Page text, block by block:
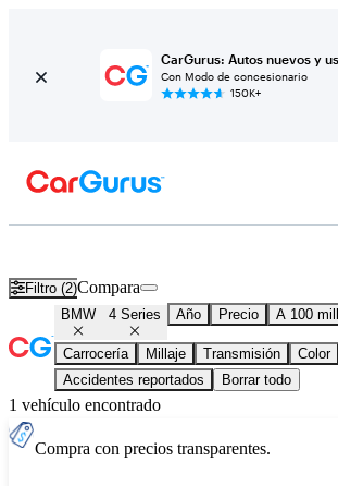
CarGurus: Autos nuevos y
Con Modo de concesionario
150K+
Filtro (2)Compara
BMW 4 Series Año Precio A 100
Carrocería Millaje Transmisión
Color
Accidentes reportados
Borrar todo
1 vehículo encontrado
Compra con precios transparentes.